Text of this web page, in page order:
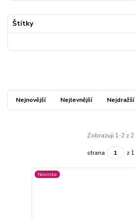
Štítky
Nejnovější Nejlevnější Nejdražší
Zobrazuji 1-2 z 2
strana z 1
Novinka